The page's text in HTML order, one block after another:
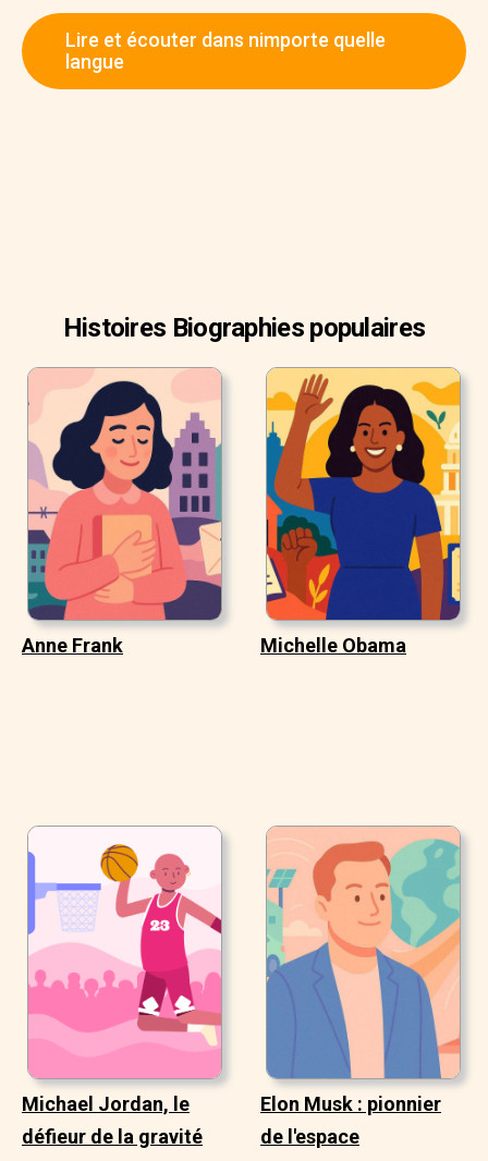
Lire et écouter dans nimporte quelle
langue
Histoires Biographies populaires
Anne Frank Michelle Obama
Michael Jordan, le
défieur de la gravité
Elon Musk : pionnier
de l'espace